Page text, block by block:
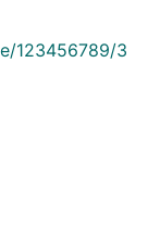
123456789/3